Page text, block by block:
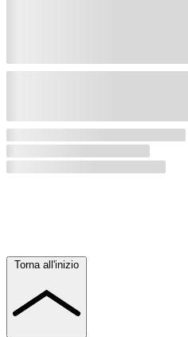
Torna all'inizio